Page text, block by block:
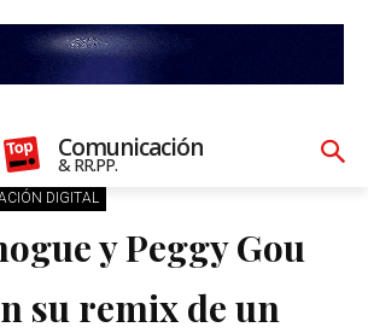
Comunicación
& RR.PP.
DIGITAL
y Peggy Gou
su remix de un